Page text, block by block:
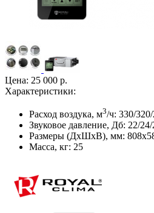
Цена: 25 000 р.
Характеристики:
Расход воздука, м3/ч: 330/
Звуковое давление, Дб: 22/
Размеры (ДхШхВ), мм:
Масса, кг: 25